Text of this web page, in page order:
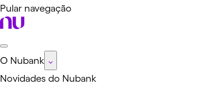
Pular navegação
O Nubank
Novidades do Nubank